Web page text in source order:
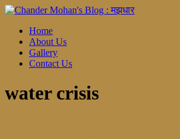
Home
About Us
Gallery
Contact Us
water crisis